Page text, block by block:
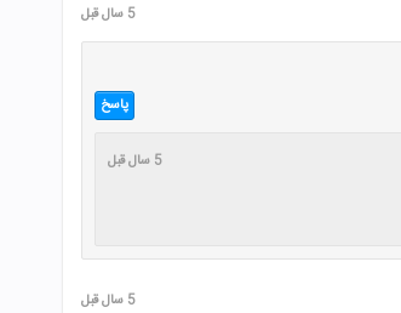
5 سال قبل
پاسخ
5 سال قبل
5 سال قبل